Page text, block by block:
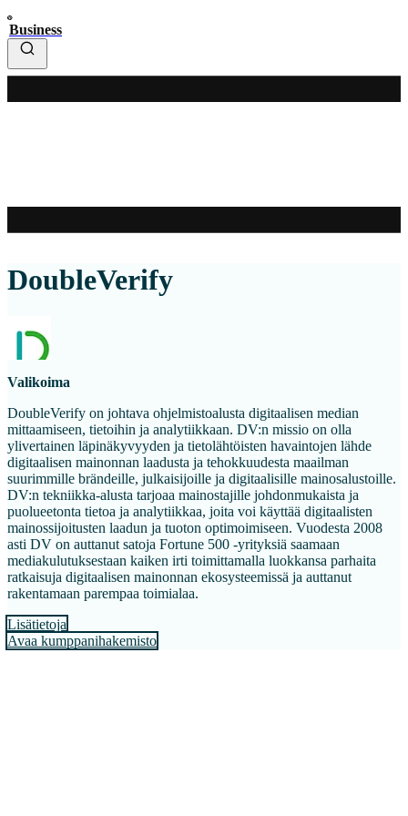
Business
DoubleVerify
Valikoima
DoubleVerify on johtava ohjelmistoalusta digitaalisen median
mittaamiseen, tietoihin ja analytiikkaan. DV:n missio on olla
ylivertainen läpinäkyvyyden ja tietolähtöisten havaintojen lähde
digitaalisen mainonnan laadusta ja tehokkuudesta maailman
suurimmille brändeille, julkaisijoille ja digitaalisille mainosalustoille.
DV:n tekniikka-alusta tarjoaa mainostajille johdonmukaista ja
puolueetonta tietoa ja analytiikkaa, joita voi käyttää digitaalisten
mainossijoitusten laadun ja tuoton optimoimiseen. Vuodesta 2008
asti DV on auttanut satoja Fortune 500 -yrityksiä saamaan
mediakulutuksestaan kaiken irti toimittamalla luokkansa parhaita
ratkaisuja digitaalisen mainonnan ekosysteemissä ja auttanut
rakentamaan parempaa toimialaa.
Lisätietoja
Avaa kumppanihakemisto